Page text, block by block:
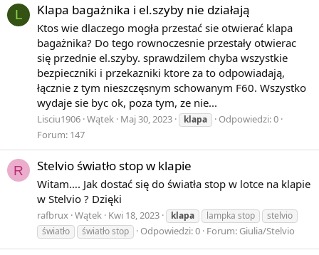
L Klapa bagażnika i el.szyby nie działają
Ktos wie dlaczego mogła przestać sie otwierać klapa
bagażnika? Do tego rownoczesnie przestały otwierac
się przednie el.szyby. sprawdzilem chyba wszystkie
bezpieczniki i przekazniki ktore za to odpowiadają,
łącznie z tym nieszczęsnym schowanym F60. Wszystko
wydaje sie byc ok, poza tym, ze nie...
Lisciu1906 Wątek Maj 30, 2023 klapa
Odpowiedzi: 0
Forum: 147
R Stelvio światło stop w klapie
Witam…. Jak dostać się do światła stop w lotce na klapie
w Stelvio ? Dzięki
rafbrux Wątek Kwi 18, 2023 klapa lampka stop
stelvio
światło
światło stop Odpowiedzi: 0 Forum: Giulia/Stelvio